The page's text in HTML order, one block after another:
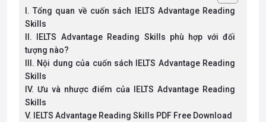
I. Tổng quan về cuốn sách IELTS Advantage Reading
Skills
II. IELTS Advantage Reading Skills phù hợp với đối
tượng nào?
III. Nội dung của cuốn sách IELTS Advantage Reading
Skills
IV. Ưu và nhược điểm của IELTS Advantage Reading
Skills
V. IELTS Advantage Reading Skills PDF Free Download